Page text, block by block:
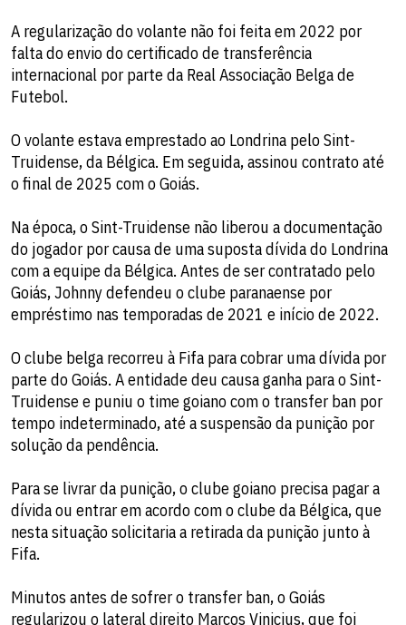
A regularização do volante não foi feita em 2022 por
falta do envio do certificado de transferência
internacional por parte da Real Associação Belga de
Futebol.
O volante estava emprestado ao Londrina pelo Sint-
Truidense, da Bélgica. Em seguida, assinou contrato até
o final de 2025 com o Goiás.
Na época, o Sint-Truidense não liberou a documentação
do jogador por causa de uma suposta dívida do Londrina
com a equipe da Bélgica. Antes de ser contratado pelo
Goiás, Johnny defendeu o clube paranaense por
empréstimo nas temporadas de 2021 e início de 2022.
O clube belga recorreu à Fifa para cobrar uma dívida por
parte do Goiás. A entidade deu causa ganha para o Sint-
Truidense e puniu o time goiano com o transfer ban por
tempo indeterminado, até a suspensão da punição por
solução da pendência.
Para se livrar da punição, o clube goiano precisa pagar a
dívida ou entrar em acordo com o clube da Bélgica, que
nesta situação solicitaria a retirada da punição junto à
Fifa.
Minutos antes de sofrer o transfer ban, o Goiás
regularizou o lateral direito Marcos Vinicius, que foi